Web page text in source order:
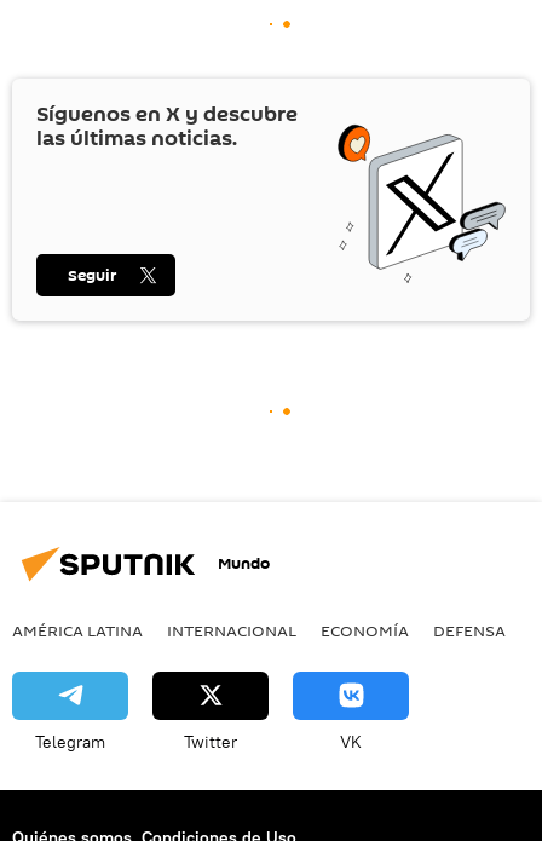
Síguenos en X y descubre
las últimas noticias.
Seguir
Mundo
AMÉRICA LATINA INTERNACIONAL ECONOMÍA DEFENSA
Telegram Twitter VK